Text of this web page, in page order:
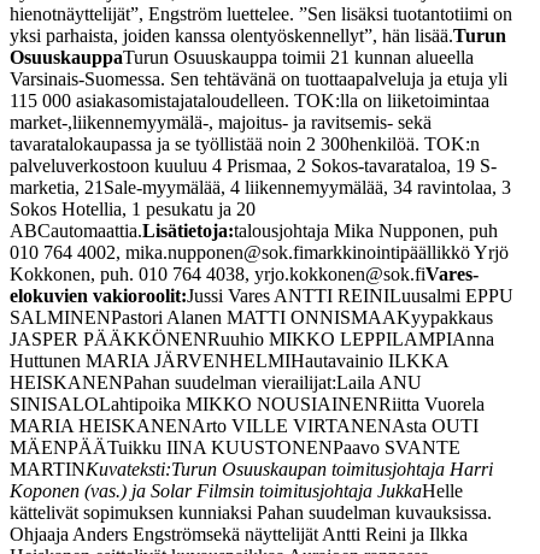
hienotnäyttelijät”, Engström luettelee. ”Sen lisäksi tuotantotiimi on
yksi parhaista, joiden kanssa olentyöskennellyt”, hän lisää.Turun
OsuuskauppaTurun Osuuskauppa toimii 21 kunnan alueella
Varsinais-Suomessa. Sen tehtävänä on tuottaapalveluja ja etuja yli
115 000 asiakasomistajataloudelleen. TOK:lla on liiketoimintaa
market-,liikennemyymälä-, majoitus- ja ravitsemis- sekä
tavaratalokaupassa ja se työllistää noin 2 300henkilöä. TOK:n
palveluverkostoon kuuluu 4 Prismaa, 2 Sokos-tavarataloa, 19 S-
marketia, 21 Sale-myymälää, 4 liikennemyymälää, 34 ravintolaa, 3
Sokos Hotellia, 1 pesukatu ja 20
ABCautomaattia.Lisätietoja:talousjohtaja Mika Nupponen, puh
010 764 4002, mika.nupponen@sok.fimarkkinointipäällikkö Yrjö
Kokkonen, puh. 010 764 4038, yrjo.kokkonen@sok.fiVares-
elokuvien vakioroolit:Jussi Vares ANTTI REINILuusalmi EPPU
SALMINENPastori Alanen MATTI ONNISMAAKyypakkaus
JASPER PÄÄKKÖNENRuuhio MIKKO LEPPILAMPIAnna
Huttunen MARIA JÄRVENHELMIHautavainio ILKKA
HEISKANENPahan suudelman vierailijat:Laila ANU
SINISALOLahtipoika MIKKO NOUSIAINENRiitta Vuorela
MARIA HEISKANENArto VILLE VIRTANENAsta OUTI
MÄENPÄÄTuikku IINA KUUSTONENPaavo SVANTE
MARTINKuvateksti:Turun Osuuskaupan toimitusjohtaja Harri
Koponen (vas.) ja Solar Filmsin toimitusjohtaja JukkaHelle
kättelivät sopimuksen kunniaksi Pahan suudelman kuvauksissa.
Ohjaaja Anders Engströmsekä näyttelijät Antti Reini ja Ilkka